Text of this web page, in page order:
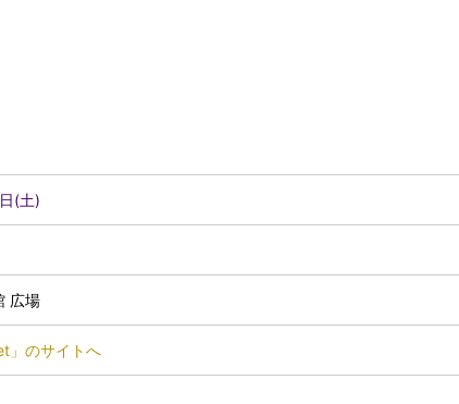
(土)
広場
」のサイトへ